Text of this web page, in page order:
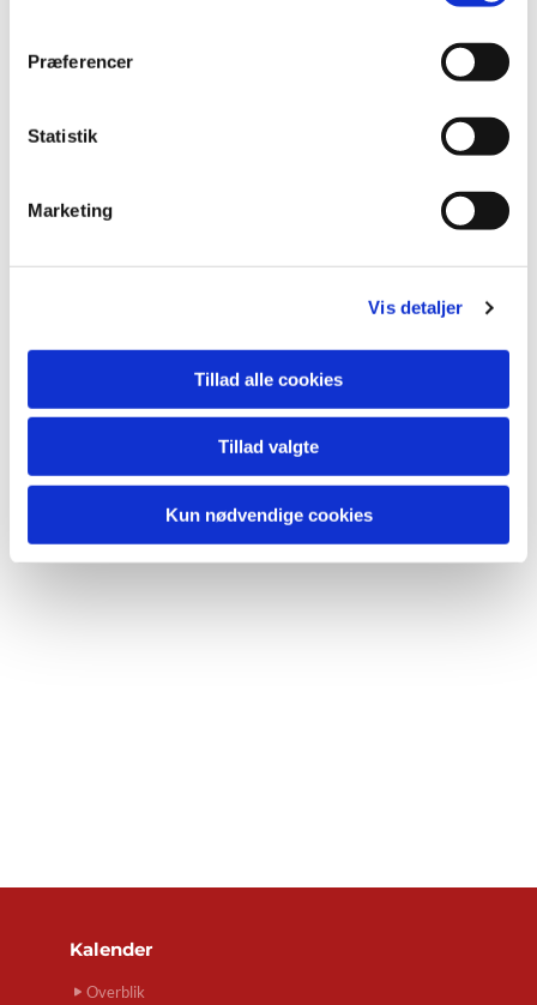
Præferencer
Statistik
Marketing
Vis detaljer
Tillad alle cookies
Tillad valgte
Kun nødvendige cookies
Du vil måske også kunne lide...
Kalender
Overblik